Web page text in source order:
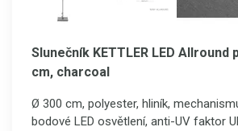
Slunečník KETTLER LED Allround
cm, charcoal
Ø 300 cm, polyester, hliník,
bodové LED osvětlení, anti-UV faktor